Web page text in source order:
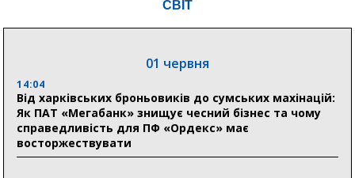
Романько розширює програму відпочинку дітей із
Ніколаєнко: у Сумах погодили 115 компенсацій на
відновлення житла майже на 6,6 млн грн
СВІТ
01 червня
14:04
Від харківських броньовиків до сумських махінацій:
Як ПАТ «Мегабанк» знищує чесний бізнес та чому
справедливість для ПФ «Ордекс» має
восторжествувати